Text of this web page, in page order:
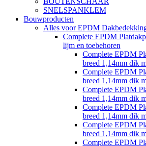
SNELSPANKLEM
Bouwproducten
Alles voor EPDM
Complete EPDM
lijm en toebehoren
Complete EPDM
breed 1,14mm dik
Complete EPDM
breed 1,14mm dik
Complete EPDM
breed 1,14mm dik
Complete EPDM
breed 1,14mm dik
Complete EPDM
breed 1,14mm dik
Complete EPDM